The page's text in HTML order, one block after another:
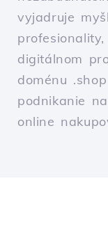
vyjadruje
digitálnom
doménu
podnikanie
online